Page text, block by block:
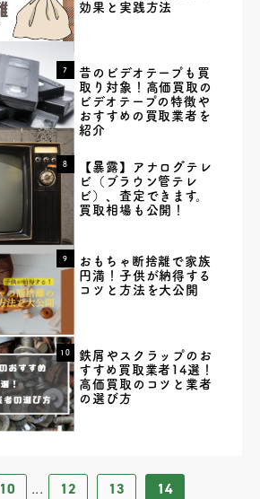
効果と実践方法
7
昔のビデオテープも買
取り対象！高価買取の
ビデオテープの特徴や
おすすめの買取業者を
紹介
8
【暴露】アナログテレ
ビ（ブラウン管テレ
ビ）、査定できます。
買取相場も公開！
9
おもちゃ断捨離で家族
円満！子供が納得する
コツと方法を大公開
10
鉄屑やスクラップのお
すすめ買取業者14選！
高価買取のコツと業者
の選び方
10 12 13 14